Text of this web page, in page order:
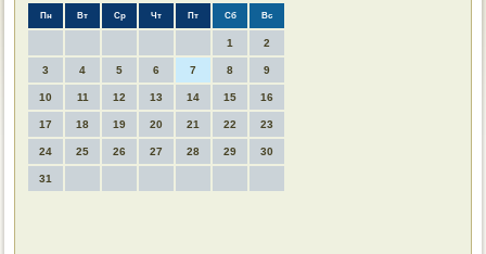
Пн Вт Ср Чт Пт Сб Вс
1 2
3 4 5 6 7 8 9
10 11 12 13 14 15 16
17 18 19 20 21 22 23
24 25 26 27 28 29 30
31